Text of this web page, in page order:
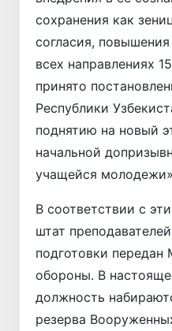
сохранения как
согласия,
всех направлениях
принято
Республики
поднятию на новый
начальной
учащейся
В соответствии с
штат
подготовки передан
обороны. В
должность
резерва